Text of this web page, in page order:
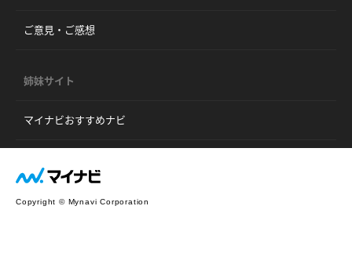
ご意見・ご感想
姉妹サイト
マイナビおすすめナビ
Copyright © Mynavi Corporation